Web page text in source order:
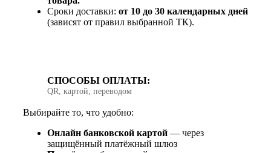
Сроки доставки: от 10 до 30 календарных дней
(зависят от правил выбранной ТК).
СПОСОБЫ ОПЛАТЫ:
QR, картой, переводом
Выбирайте то, что удобно:
Онлайн банковской картой — через
защищённый платёжный шлюз